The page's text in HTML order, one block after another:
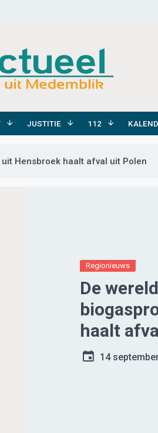
JUSTITIE 112
Hensbroek haalt afval uit Polen
Regionieuws
De
haalt
14